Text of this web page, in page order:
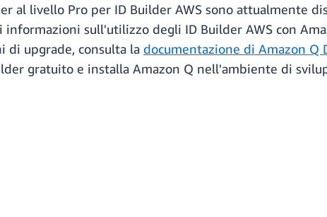
al livello Pro per ID Builder AWS sono attualmente
sull'utilizzo degli ID Builder AWS con
di upgrade, consulta la documentazione di Amazon Q
gratuito e installa Amazon Q nell'ambiente di